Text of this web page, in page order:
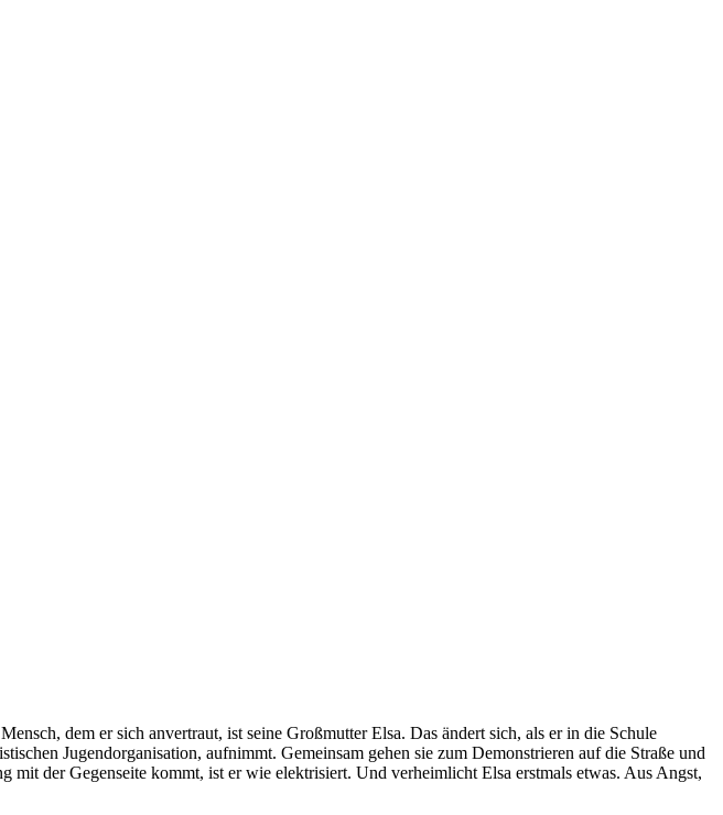
dem er sich anvertraut, ist seine Großmutter Elsa. Das ändert sich, als er in die Schule
Jugendorganisation, aufnimmt. Gemeinsam gehen sie zum Demonstrieren auf die Straße und
der Gegenseite kommt, ist er wie elektrisiert. Und verheimlicht Elsa erstmals etwas. Aus Angst,